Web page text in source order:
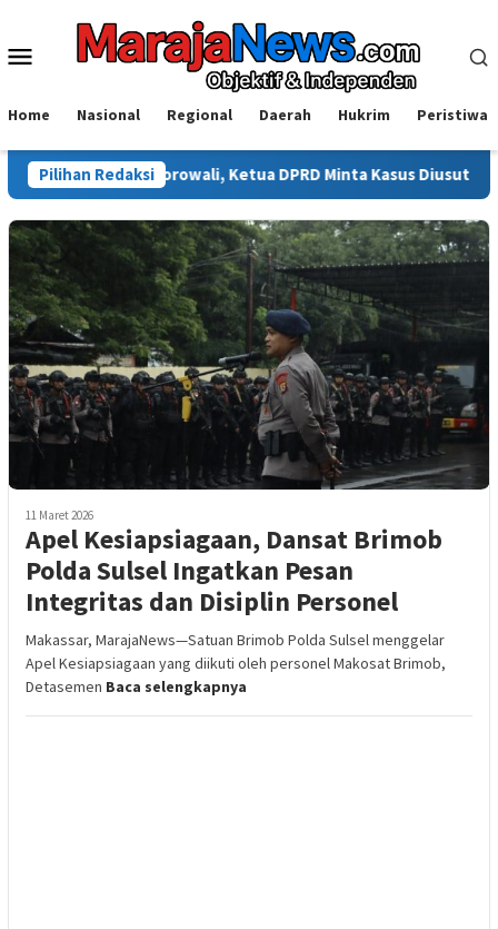
konten
Menu
Home Nasional Regional Daerah Hukrim Peristiwa
Pilihan Redaksi
di Morowali, Ketua DPRD Minta Kasus Diusut Tuntas
11 Maret 2026
Apel Kesiapsiagaan, Dansat Brimob
Polda Sulsel Ingatkan Pesan
Integritas dan Disiplin Personel
Makassar, MarajaNews—Satuan Brimob Polda Sulsel menggelar
Apel Kesiapsiagaan yang diikuti oleh personel Makosat Brimob,
Detasemen Baca selengkapnya